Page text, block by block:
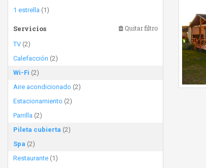
1 estrella (1)
Servicios Quitar filtro
TV (2)
Calefacción (2)
Wi-Fi (2)
Aire acondicionado (2)
Estacionamiento (2)
Parrilla (2)
Pileta cubierta (2)
Spa (2)
Restaurante (1)